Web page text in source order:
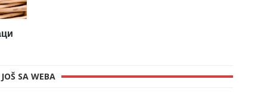
JOŠ SA WEBA